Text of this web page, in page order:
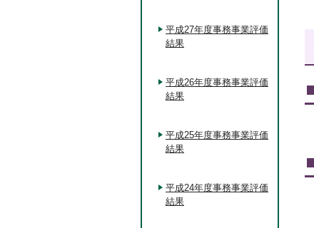
平成27年度事務事業評価
結果
平成26年度事務事業評価
結果
平成25年度事務事業評価
結果
平成24年度事務事業評価
結果